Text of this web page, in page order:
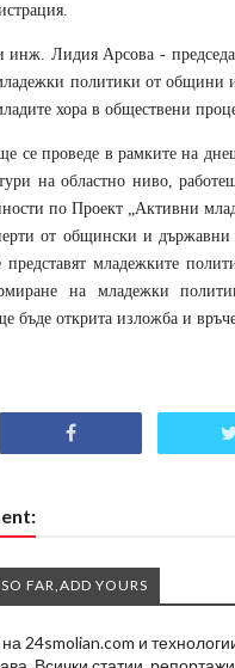
инж. Лидия Арсова -
политики от общини и
хора в обществени
се проведе в рамките на
на областно ниво,
по Проект „Активни
от общински и държавни
младежките
на младежки
бъде открита изложба и
FAR,ADD YOURS
24smolian.com и